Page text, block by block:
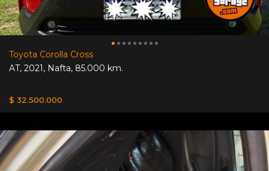
Toyota Corolla Cross
AT, 2021, Nafta, 85.000 km.
$ 32.500.000